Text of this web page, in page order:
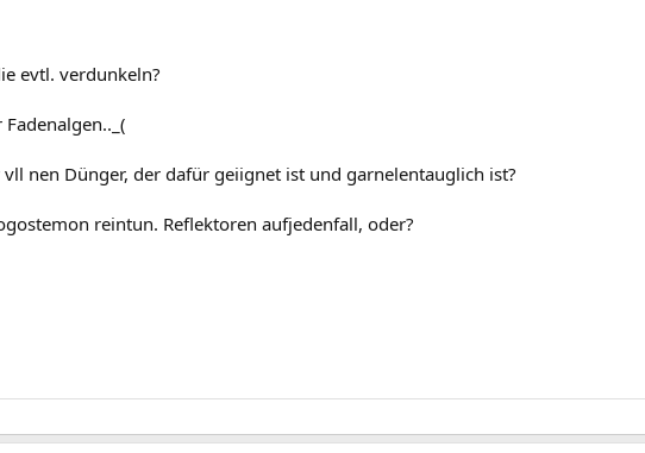
evtl. verdunkeln?
nen Dünger, der dafür geiignet ist und garnelentauglich ist?
reintun. Reflektoren aufjedenfall, oder?